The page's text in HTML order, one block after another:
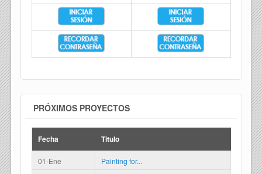
PRÓXIMOS PROYECTOS
Fecha Titulo
01-Ene
Painting for...